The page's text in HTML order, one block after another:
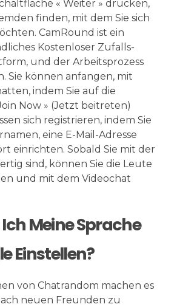
« Weiter » drücken,
finden, mit dem Sie sich
CamRound ist ein
Kostenloser Zufalls-
und der Arbeitsprozess
Sie können anfangen, mit
indem Sie auf die
Now » (Jetzt beitreten)
sich registrieren, indem Sie
eine E-Mail-Adresse
einrichten. Sobald Sie mit der
sind, können Sie die Leute
und mit dem Videochat
Meine Sprache
Einstellen?
von Chatrandom machen es
neuen Freunden zu